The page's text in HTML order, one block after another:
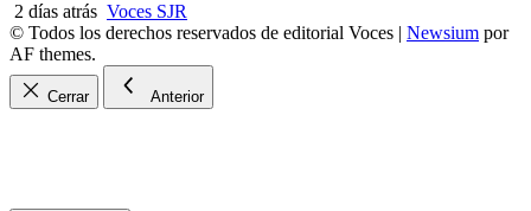
2 días atrás Voces SJR
© Todos los derechos reservados de editorial Voces | Newsium por
AF themes.
Cerrar Anterior